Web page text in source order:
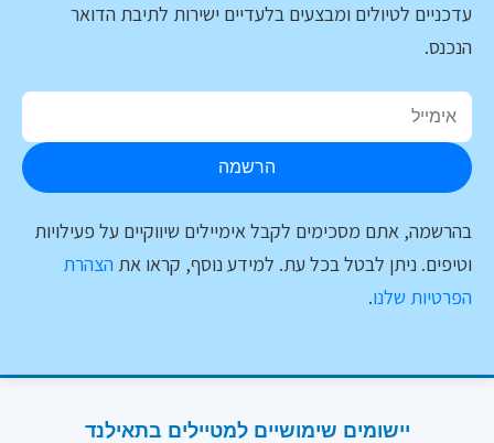
עדכניים לטיולים ומבצעים בלעדיים ישירות לתיבת הדואר
הנכנס.
הרשמה
בהרשמה, אתם מסכימים לקבל אימיילים שיווקיים על פעילויות
וטיפים. ניתן לבטל בכל עת. למידע נוסף, קראו את הצהרת
הפרטיות שלנו.
יישומים שימושיים למטיילים בתאילנד